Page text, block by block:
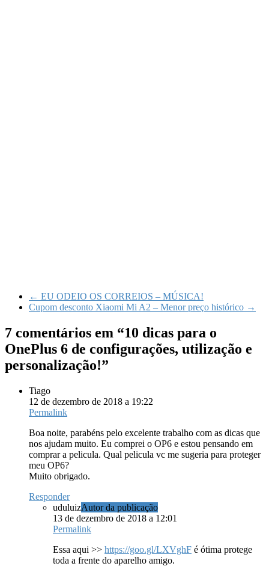
← EU ODEIO OS CORREIOS – MÚSICA!
Cupom desconto Xiaomi Mi A2 – Menor preço histórico →
7 comentários em “10 dicas para o
OnePlus 6 de configurações, utilização e
personalização!”
Tiago
12 de dezembro de 2018 a 19:22
Permalink
Boa noite, parabéns pelo excelente trabalho com as dicas que
nos ajudam muito. Eu comprei o OP6 e estou pensando em
comprar a pelicula. Qual pelicula vc me sugeria para proteger
meu OP6?
Muito obrigado.
Responder
uduluizAutor da publicação
13 de dezembro de 2018 a 12:01
Permalink
Essa aqui >> https://goo.gl/LXVghF é ótima protege
toda a frente do aparelho amigo.